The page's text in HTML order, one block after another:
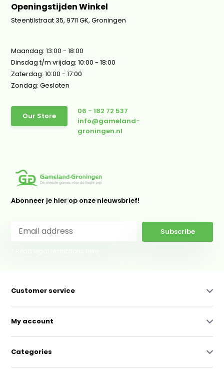
Openingstijden Winkel
Steentilstraat 35, 9711 GK, Groningen
Maandag: 13:00 - 18:00
Dinsdag t/m vrijdag: 10:00 - 18:00
Zaterdag: 10:00 - 17:00
Zondag: Gesloten
Our Store
06 - 182 72 537
info@gameland-
groningen.nl
Abonneer je hier op onze nieuwsbrief!
Subscribe
Customer service
My account
Categories